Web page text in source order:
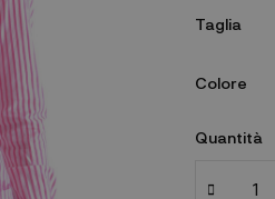
Taglia
Colore
Quantità